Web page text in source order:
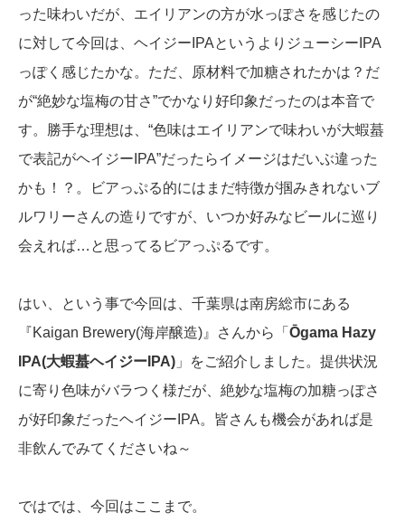
った味わいだが、エイリアンの方が水っぽさを感じたの
に対して今回は、ヘイジーIPAというよりジューシーIPA
っぽく感じたかな。ただ、原材料で加糖されたかは？だ
が“絶妙な塩梅の甘さ”でかなり好印象だったのは本音で
す。勝手な理想は、“色味はエイリアンで味わいが大蝦蟇
で表記がヘイジーIPA”だったらイメージはだいぶ違った
かも！？。ビアっぷる的にはまだ特徴が掴みきれないブ
ルワリーさんの造りですが、いつか好みなビールに巡り
会えれば…と思ってるビアっぷるです。
はい、という事で今回は、千葉県は南房総市にある
『Kaigan Brewery(海岸醸造)』さんから「 Ōgama Hazy
IPA(大蝦蟇ヘイジーIPA) 」をご紹介しました。提供状況
に寄り色味がバラつく様だが、絶妙な塩梅の加糖っぽさ
が好印象だったヘイジーIPA。皆さんも機会があれば是
非飲んでみてくださいね～
ではでは、今回はここまで。